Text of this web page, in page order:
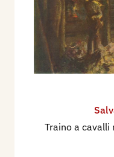
Traino a cavalli